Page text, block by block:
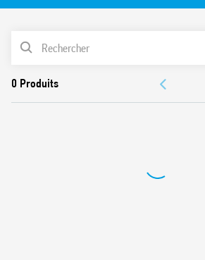
Duplicateur de bornes 093.62
Fixation sécurisée et étrier plastique
LISTE DES PRODUITS
DOCUMENTATIONS